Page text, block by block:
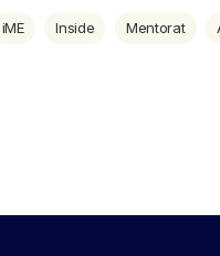
iME Inside Mentorat